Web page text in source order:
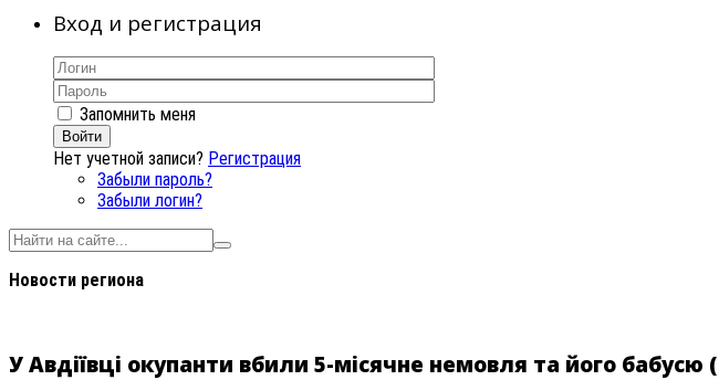
Вход и регистрация
Запомнить меня
Войти
Нет учетной записи? Регистрация
Забыли пароль?
Забыли логин?
Новости региона
У Авдіївці окупанти вбили 5-місячне немовля та його